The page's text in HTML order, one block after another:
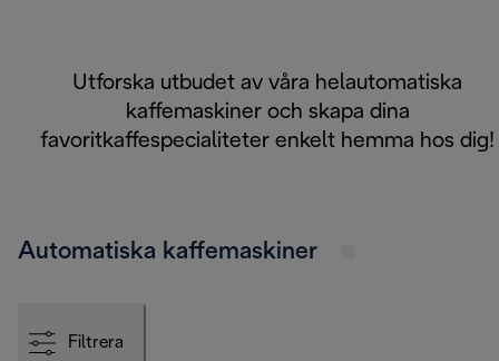
Utforska utbudet av våra helautomatiska
kaffemaskiner och skapa dina
favoritkaffespecialiteter enkelt hemma hos dig!
Automatiska kaffemaskiner
Filtrera